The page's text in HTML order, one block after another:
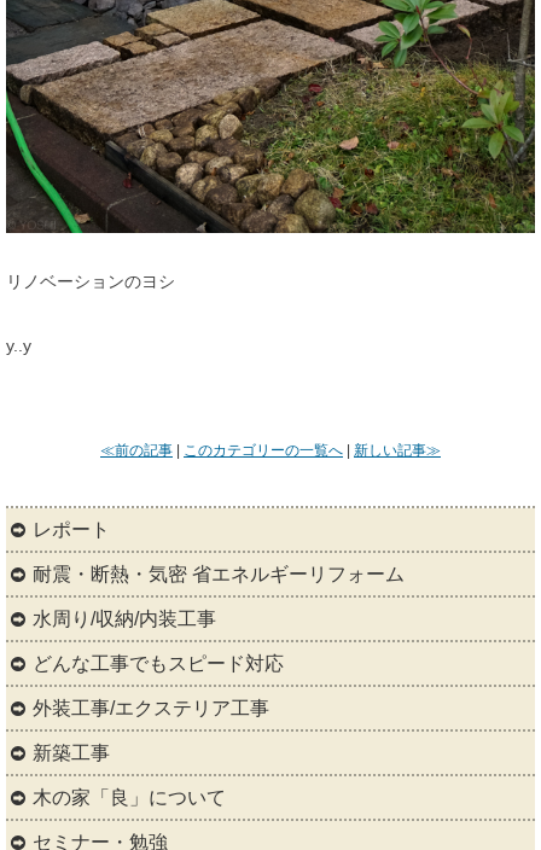
リノベーションのヨシ
y..y
≪前の記事 このカテゴリーの一覧へ 新しい記事≫
レポート
耐震・断熱・気密 省エネルギーリフォーム
水周り/収納/内装工事
どんな工事でもスピード対応
外装工事/エクステリア工事
新築工事
木の家「良」について
セミナー・勉強